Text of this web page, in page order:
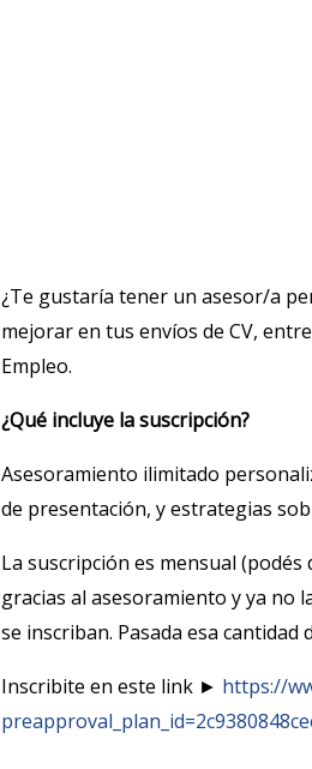
¿Te gustaría tener un asesor/a
mejorar en tus envíos de CV,
Empleo.
¿Qué incluye la suscripción?
Asesoramiento ilimitado
de presentación, y estrategias
La suscripción es mensual
gracias al asesoramiento y ya no
se inscriban. Pasada esa
Inscribite en este link ► https://